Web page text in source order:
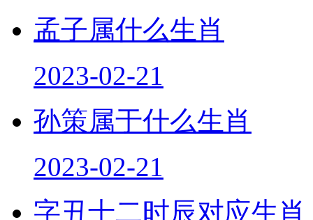
孟子属什么生肖
2023-02-21
孙策属于什么生肖
2023-02-21
字丑十二时辰对应生肖